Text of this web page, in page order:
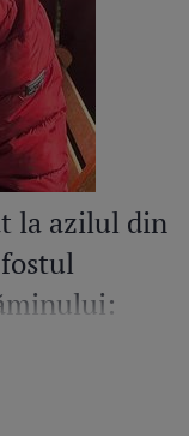
la azilul din